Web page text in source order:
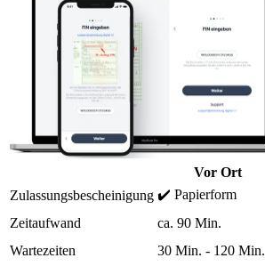
Vor Ort
Zulassungsbescheinigung ✔️ Papierform
Zeitaufwand
ca. 90 Min.
Wartezeiten
30 Min. - 120 Min.